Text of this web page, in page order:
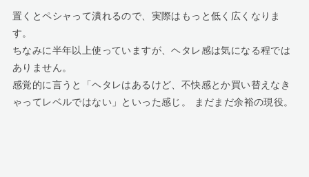
置くとペシャって潰れるので、実際はもっと低く広くなりま
す。
ちなみに半年以上使っていますが、ヘタレ感は気になる程では
ありません。
感覚的に言うと「ヘタレはあるけど、不快感とか買い替えなき
ゃってレベルではない」といった感じ。 まだまだ余裕の現役。